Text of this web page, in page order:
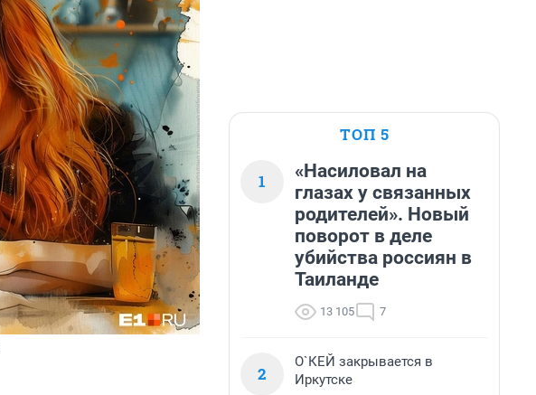
ТОП 5
1
«Насиловал на
глазах у связанных
родителей». Новый
поворот в деле
убийства россиян в
Таиланде
13 105 7
2
О`КЕЙ закрывается в
Иркутске